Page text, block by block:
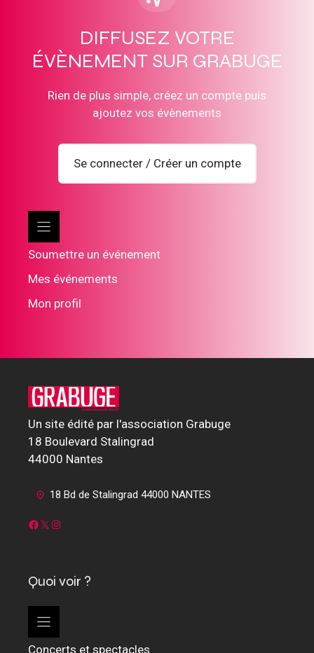
DIFFUSEZ VOTRE
ÉVÈNEMENT SUR GRABUGE
Rien de plus simple, créez un compte puis
ajoutez vos évènements
Se connecter / Créer un compte
Soumettre un événement
Mes événements
Mon profil
Un site édité par l'association Grabuge
18 Boulevard Stalingrad
44000 Nantes
18 Bd de Stalingrad 44000 NANTES
Facebook
X Instagram
Quoi voir ?
Concerts et spectacles